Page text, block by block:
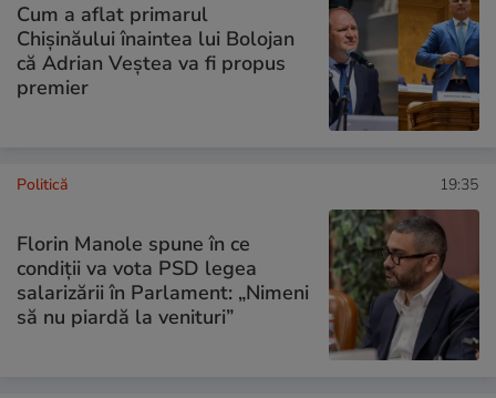
Cum a aflat primarul
Chișinăului înaintea lui Bolojan
că Adrian Veștea va fi propus
premier
Politică 19:35
Florin Manole spune în ce
condiții va vota PSD legea
salarizării în Parlament: „Nimeni
să nu piardă la venituri”